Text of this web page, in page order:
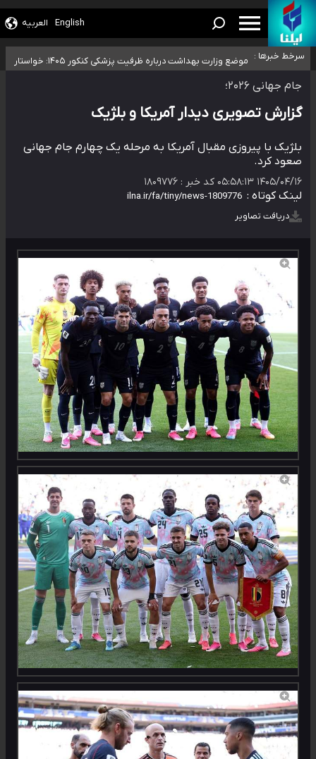
English العربیه
سرخط خبرها :
افزایش تعداد مراکز همسان‌گزینی به ۲۳۰ مرکز/ بررسی صلاحیت و نظارت‌ها به
سازمان تبلیغات واگذار شده است
۴۰ تا ۵۰ روز گرمای نسبی در پیش داریم/ دمای تهران به ۳۸ درجه می‌رسد
موضع وزارت بهداشت درباره ظرفیت پزشکی کنکور ۱۴۰۵: خواستار
تخصصی جغرافیای نظامی دافوس آجا
خبرنگاران راویان حقیقت با دغدغه نان، مسکن و بیمه
جام جهانی ۲۰۲۶؛
گزارش تصویری دیدار آمریکا و بلژیک
بلژیک با پیروزی مقبال آمریکا به مرحله یک چهارم جام جهانی
صعود کرد.
۱۴۰۵/۰۴/۱۶ ۰۵:۵۸:۱۳ کد خبر : ۱۸۰۹۷۷۶
لینک کوتاه :
دریافت تصاویر